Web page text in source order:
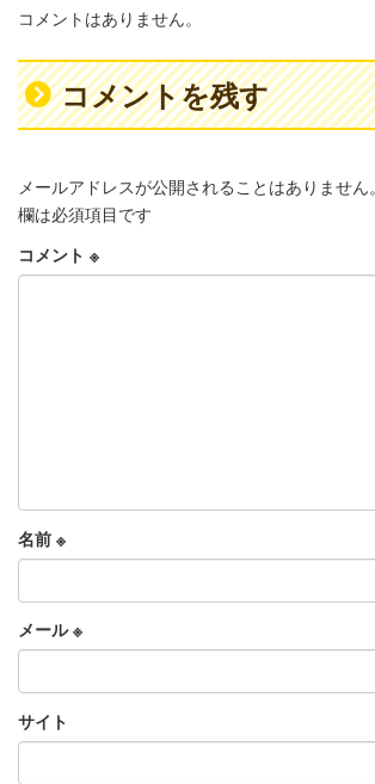
コメントはありません。
コメントを残す
メールアドレスが公開されることはありません。
欄は必須項目です
コメント ※
名前 ※
メール※
サイト